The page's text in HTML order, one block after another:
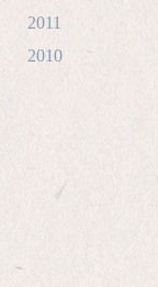
2011
2010